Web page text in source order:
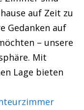
auf Zeit zu
Gedanken auf
– unsere
Mit
Lage bieten